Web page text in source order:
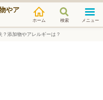
やア
検索 メニュー
？添加物やアレルギーは？